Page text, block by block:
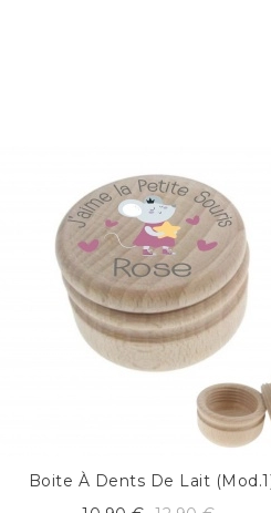
Boite À Dents De Lait